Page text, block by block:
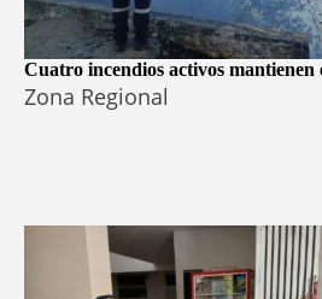
Cuatro incendios activos mantienen
Zona Regional